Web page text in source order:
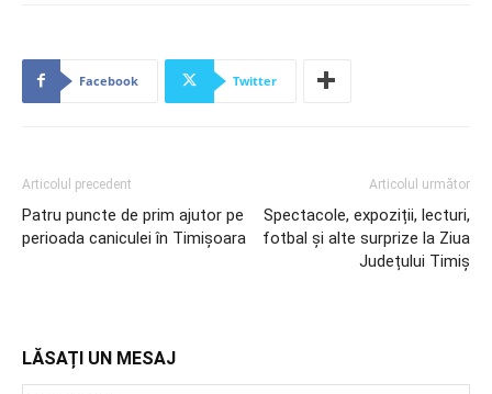
Facebook Twitter
Articolul precedent
Patru puncte de prim ajutor pe
perioada caniculei în Timișoara
Articolul următor
Spectacole, expoziții, lecturi,
fotbal și alte surprize la Ziua
Județului Timiș
LĂSAȚI UN MESAJ